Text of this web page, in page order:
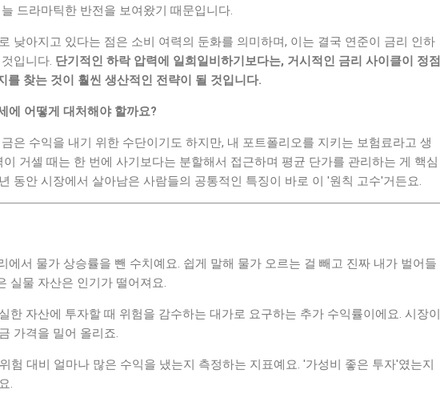
드라마틱한 반전을 보여왔기 때문입니다.
낮아지고 있다는 점은 소비 여력의 둔화를 의미하며, 이는 결국 연준이 금리 인하
입니다. 단기적인 하락 압력에 일희일비하기보다는, 거시적인 금리 사이클이 정점
찾는 것이 훨씬 생산적인 전략이 될 것입니다.
에 어떻게 대처해야 할까요?
은 수익을 내기 위한 수단이기도 하지만, 내 포트폴리오를 지키는 보험료라고 생
거셀 때는 한 번에 사기보다는 분할해서 접근하며 평균 단가를 관리하는 게 핵심
동안 시장에서 살아남은 사람들의 공통적인 특징이 바로 이 '원칙 고수'거든요.
에서 물가 상승률을 뺀 수치예요. 쉽게 말해 물가 오르는 걸 빼고 진짜 내가 벌어들
실물 자산은 인기가 떨어져요.
한 자산에 투자할 때 위험을 감수하는 대가로 요구하는 추가 수익률이에요. 시장이
가격을 밀어 올리죠.
험 대비 얼마나 많은 수익을 냈는지 측정하는 지표예요. '가성비 좋은 투자'였는지
.